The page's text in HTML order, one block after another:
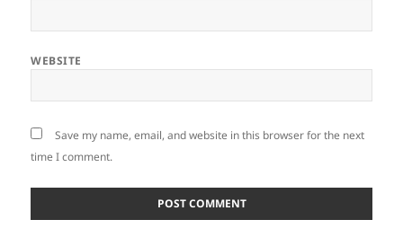
WEBSITE
Save my name, email, and website in this browser for the next
time I comment.